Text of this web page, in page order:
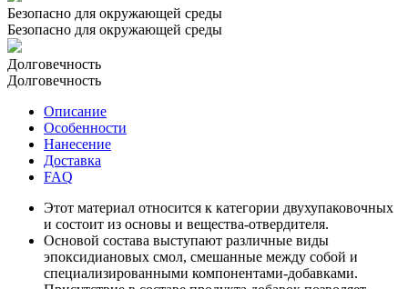
Безопасно для окружающей среды
Безопасно для окружающей среды
Долговечность
Долговечность
Описание
Особенности
Нанесение
Доставка
FAQ
Этот материал относится к категории двухупаковочных
и состоит из основы и вещества-отвердителя.
Основой состава выступают различные виды
эпоксидиановых смол, смешанные между собой и
специализированными компонентами-добавками.